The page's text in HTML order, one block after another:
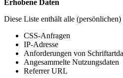
Erhobene Daten
Diese Liste enthält alle
CSS-Anfragen
IP-Adresse
Anforderungen von
Angesammelte Nutzungsdaten
Referrer URL